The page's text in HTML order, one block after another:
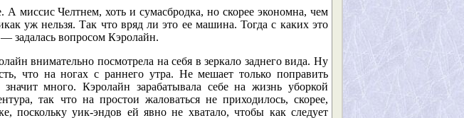
миссис Челтнем, хоть и сумасбродка, но скорее экономна, чем
уж нельзя. Так что вряд ли это ее машина. Тогда с каких это
задалась вопросом Кэролайн.
внимательно посмотрела на себя в зеркало заднего вида. Ну
что на ногах с раннего утра. Не мешает только поправить
много. Кэролайн зарабатывала себе на жизнь уборкой
так что на простои жаловаться не приходилось, скорее,
поскольку уик-эндов ей явно не хватало, чтобы как следует